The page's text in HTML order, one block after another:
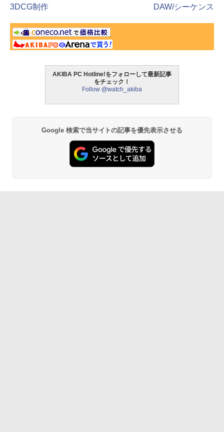
3DCG制作 DAW/シーケンス
AKIBA PC Hotline!をフォローして最新記事
をチェック！
Follow @watch_akiba
Google 検索で当サイトの記事を優先表示させる